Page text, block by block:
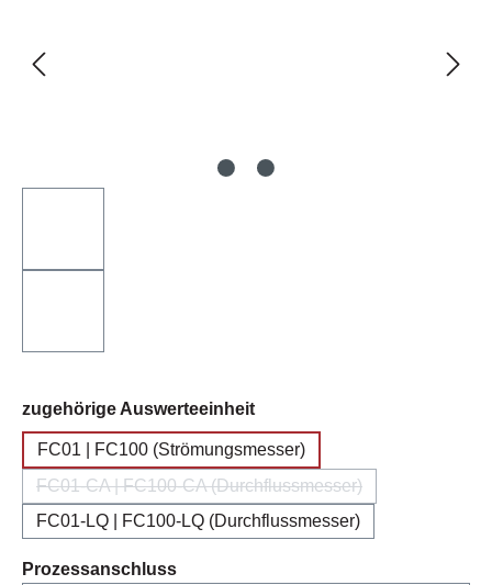
zugehörige Auswerteeinheitauswählen
FC01 | FC100 (Strömungsmesser)
FC01-CA | FC100-CA (Durchflussmesser)
(Diese Option ist zurzeit nicht verfügbar.)
FC01-LQ | FC100-LQ (Durchflussmesser)
Prozessanschlussauswählen